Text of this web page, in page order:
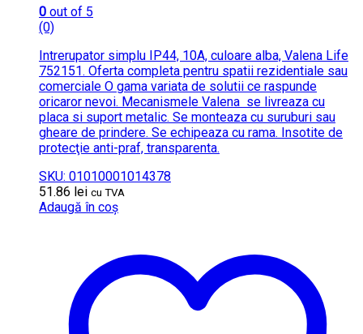
0 out of 5
(0)
Intrerupator simplu IP44, 10A, culoare alba, Valena Life
752151. Oferta completa pentru spatii rezidentiale sau
comerciale O gama variata de solutii ce raspunde
oricaror nevoi. Mecanismele Valena se livreaza cu
placa si suport metalic. Se monteaza cu suruburi sau
gheare de prindere. Se echipeaza cu rama. Insotite de
protecţie anti-praf, transparenta.
SKU: 01010001014378
51.86 lei cu TVA
Adaugă în coș